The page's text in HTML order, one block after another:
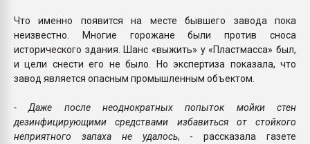
Что именно появится на месте бывшего завода пока
неизвестно. Многие горожане были против сноса
исторического здания. Шанс «выжить» у «Пластмасса» был,
и цели снести его не было. Но экспертиза показала, что
завод является опасным промышленным объектом.
- Даже после неоднократных попыток мойки стен
дезинфицирующими средствами избавиться от стойкого
неприятного запаха не удалось, - рассказала газете